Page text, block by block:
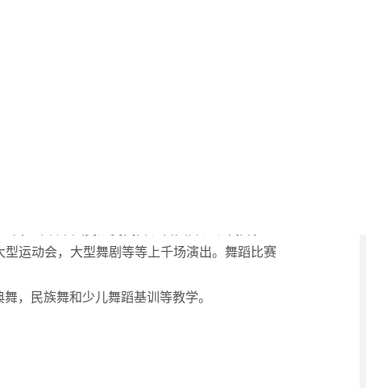
运动会，大型舞剧等等上千场演出。舞蹈比赛
，民族舞和少儿舞蹈基训等教学。